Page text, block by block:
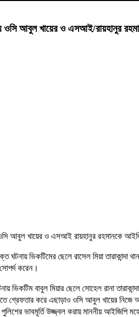
আবুল খায়ের ও এসআই/রায়হানুর
আবুল খায়ের ও এসআই রায়হানুর রহমানকে
ভিকটিমের ছেলে রাসেল মিয়া তারাকান্দা
করেন।
বাবুল মিয়ার ছেলে সোহেল রানা
করে এছাড়াও ওসি আবুল খায়ের নিজে
ভাবমূর্তি উজ্জ্বল করায় মাননীয়